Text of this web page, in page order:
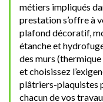
métiers impliqués
prestation s’offre à
plafond décoratif,
étanche et
des murs
et choisissez
plâtriers-plaquistes
chacun de vos